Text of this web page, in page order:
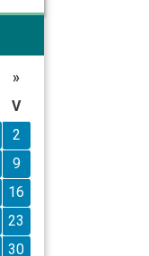
»
V
2
9
16
23
30